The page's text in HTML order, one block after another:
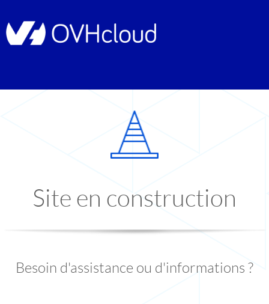
Site en construction
Besoin d'assistance ou d'informations ?